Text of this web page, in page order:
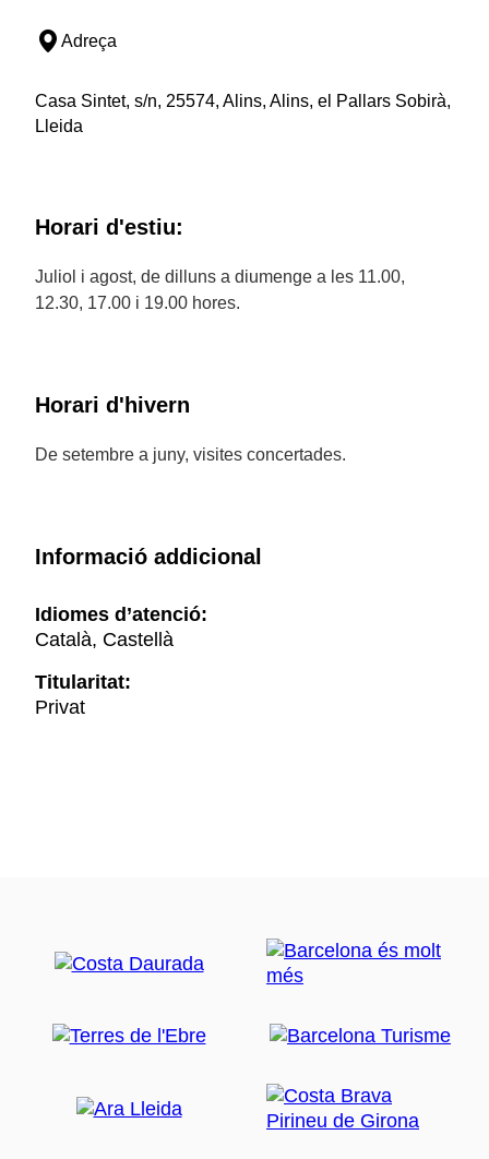
Adreça
Casa Sintet, s/n, 25574, Alins, Alins, el Pallars Sobirà,
Lleida
Horari d'estiu:
Juliol i agost, de dilluns a diumenge a les 11.00,
12.30, 17.00 i 19.00 hores.
Horari d'hivern
De setembre a juny, visites concertades.
Informació addicional
Idiomes d’atenció:
Català, Castellà
Titularitat:
Privat